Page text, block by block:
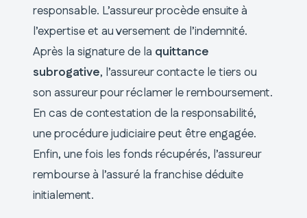
responsable. L’assureur procède ensuite à
l’expertise et au versement de l’indemnité.
Après la signature de la quittance
subrogative, l’assureur contacte le tiers ou
son assureur pour réclamer le remboursement.
En cas de contestation de la responsabilité,
une procédure judiciaire peut être engagée.
Enfin, une fois les fonds récupérés, l’assureur
rembourse à l’assuré la franchise déduite
initialement.